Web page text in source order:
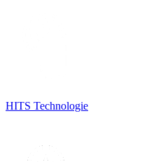
HITS Technologie